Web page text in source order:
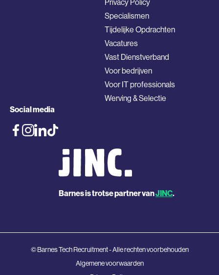
Specialismen
Tijdelijke Opdrachten
Vacatures
Vast Dienstverband
Voor bedrijven
Voor IT professionals
Werving & Selectie
Social media
Barnes is trotse partner vanJINC.
© Barnes Tech Recruitment - Alle rechten voorbehouden
Algemene voorwaarden